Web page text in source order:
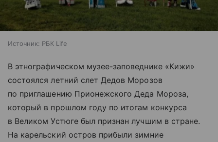
Источник: РБК Life
В этнографическом музее-заповеднике «Кижи»
состоялся летний слет Дедов Морозов
по приглашению Прионежского Деда Мороза,
который в прошлом году по итогам конкурса
в Великом Устюге был признан лучшим в стране.
На карельский остров прибыли зимние